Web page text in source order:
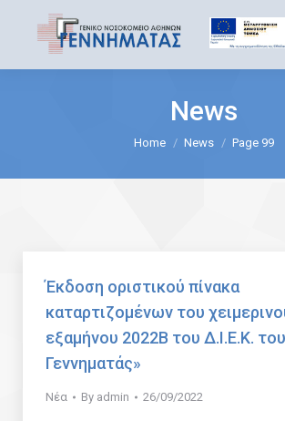
News
Home News Page 99
Έκδοση οριστικού πίνακα
καταρτιζομένων του
εξαμήνου 2022Β του Δ.Ι.Ε.Κ.
Γεννηματάς»
Νέα By admin 26/09/2022